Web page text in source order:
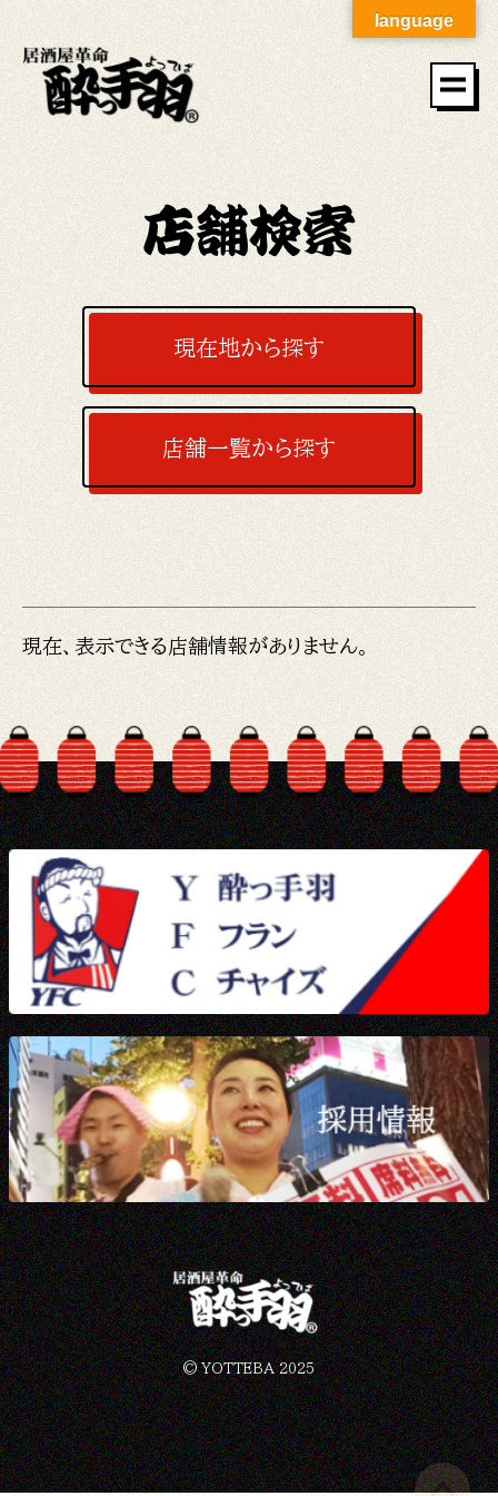
店舗検索
現在地から探す
店舗一覧から探す
現在、表示できる店舗情報がありません。
©︎ YOTTEBA 2025
language